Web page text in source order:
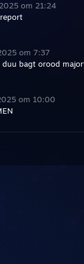
om 21:24
om 7:37
duu bagt orood
om 10:00